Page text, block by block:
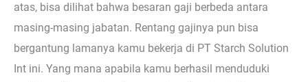
atas, bisa dilihat bahwa besaran gaji berbeda antara
masing-masing jabatan. Rentang gajinya pun bisa
bergantung lamanya kamu bekerja di PT Starch Solution
Int ini. Yang mana apabila kamu berhasil menduduki